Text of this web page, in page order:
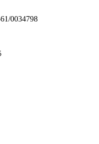
0034798